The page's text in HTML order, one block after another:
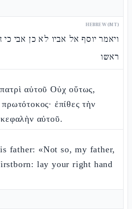
HEBREW (MT)
ויאמר יוסף אל אביו לא כן אבי
ראשו
αὐτοῦ Οὐχ οὕτως,
ἐπίθες τὴν
αὐτοῦ.
father: «Not so, my father,
lay your right hand